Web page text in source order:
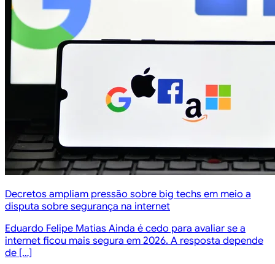
Decretos ampliam pressão sobre big techs em meio a
disputa sobre segurança na internet
Eduardo Felipe Matias Ainda é cedo para avaliar se a
internet ficou mais segura em 2026. A resposta depende
de […]